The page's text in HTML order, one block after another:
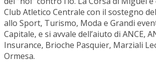
Club Atletico Centrale con il sostegno
allo Sport, Turismo, Moda e Grandi
Capitale, e si avvale dell’aiuto di ANCE,
Insurance, Brioche Pasquier, Marziali
Ormesa.